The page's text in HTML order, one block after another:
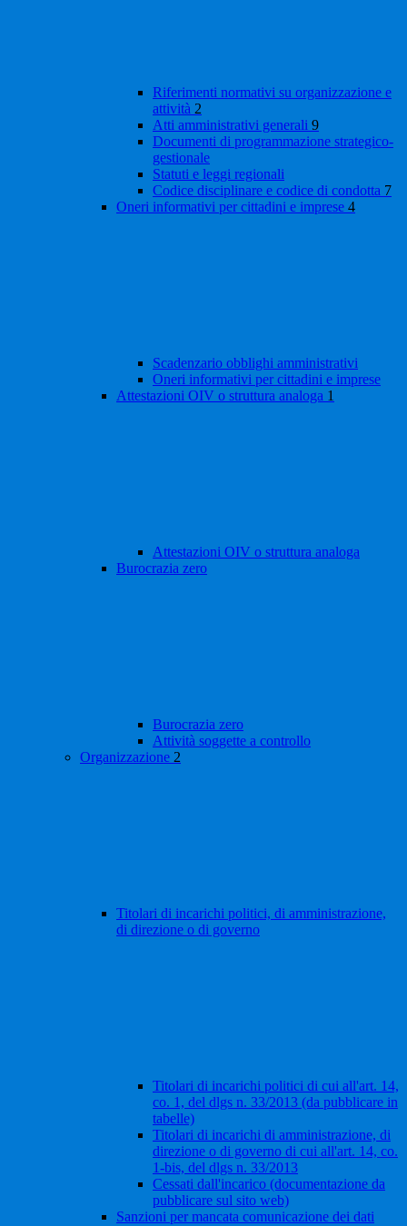
Riferimenti normativi su organizzazione e
attività 2
Atti amministrativi generali 9
Documenti di programmazione strategico-
gestionale
Statuti e leggi regionali
Codice disciplinare e codice di condotta 7
Oneri informativi per cittadini e imprese 4
Scadenzario obblighi amministrativi
Oneri informativi per cittadini e imprese
Attestazioni OIV o struttura analoga 1
Attestazioni OIV o struttura analoga
Burocrazia zero
Burocrazia zero
Attività soggette a controllo
Organizzazione 2
Titolari di incarichi politici, di amministrazione,
di direzione o di governo
Titolari di incarichi politici di cui all'art. 14,
co. 1, del dlgs n. 33/2013 (da pubblicare in
tabelle)
Titolari di incarichi di amministrazione, di
direzione o di governo di cui all'art. 14, co.
1-bis, del dlgs n. 33/2013
Cessati dall'incarico (documentazione da
pubblicare sul sito web)
Sanzioni per mancata comunicazione dei dati